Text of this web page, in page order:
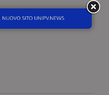
18.30,